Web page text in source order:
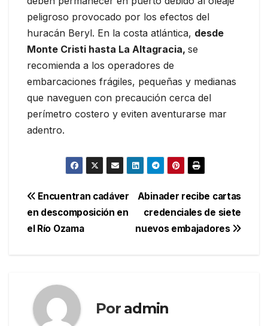
peligroso provocado por los efectos del
huracán Beryl. En la costa atlántica, desde
Monte Cristi hasta La Altagracia, se
recomienda a los operadores de
embarcaciones frágiles, pequeñas y medianas
que naveguen con precaución cerca del
perímetro costero y eviten aventurarse mar
adentro.
Navegación
de
Abinader recibe cartas
credenciales de siete
nuevos embajadores
Encuentran cadáver
en descomposición en
el Río Ozama
Por admin